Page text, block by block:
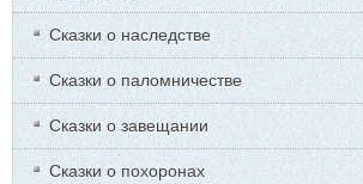
Сказки о наследстве
Сказки о паломничестве
Сказки о завещании
Сказки о похоронах